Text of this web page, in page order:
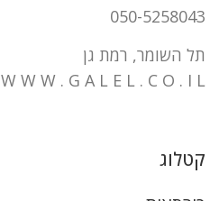
050-5258043
תל השומר, רמת גן
W W W . G A L E L . C O . I L
קטלוג